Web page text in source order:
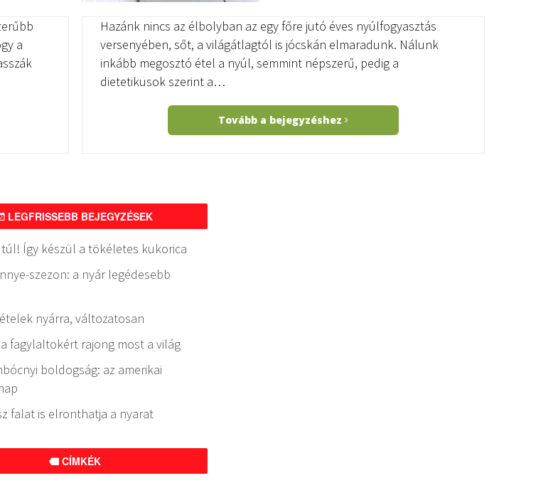
a
Hazánk nincs az élbolyban az egy főre jutó éves nyúlfogyasztás
versenyében, sőt, a világátlagtól is jócskán elmaradunk. Nálunk
inkább megosztó étel a nyúl, semmint népszerű, pedig a
dietetikusok szerint a…
Tovább a bejegyzéshez
LEGFRISSEBB BEJEGYZÉSEK
Így készül a tökéletes kukorica
szezon: a nyár legédesebb
nyárra, változatosan
fagylaltokért rajong most a világ
boldogság: az amerikai
falat is elronthatja a nyarat
CÍMKÉK